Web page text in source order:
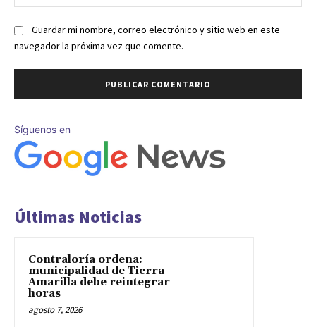
Guardar mi nombre, correo electrónico y sitio web en este
navegador la próxima vez que comente.
Síguenos en
Últimas Noticias
Contraloría ordena:
municipalidad de Tierra
Amarilla debe reintegrar
horas
agosto 7, 2026